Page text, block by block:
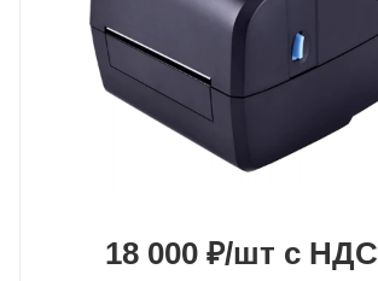
18 000 ₽/шт с НДС